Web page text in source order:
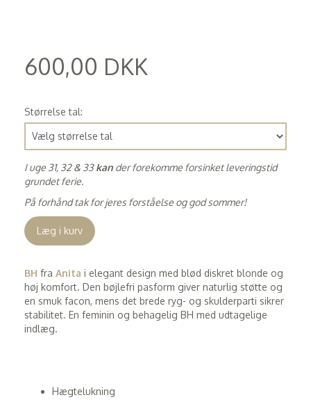
600,00 DKK
Størrelse tal:
I uge 31, 32 & 33kan der forekomme forsinket leveringstid
grundet ferie.
På forhånd tak for jeres forståelse og god sommer!
Læg i kurv
BH fra Anita i elegant design med blød diskret blonde og
høj komfort. Den bøjlefri pasform giver naturlig støtte og
en smuk facon, mens det brede ryg- og skulderparti sikrer
stabilitet. En feminin og behagelig BH med udtagelige
indlæg.
Hægtelukning